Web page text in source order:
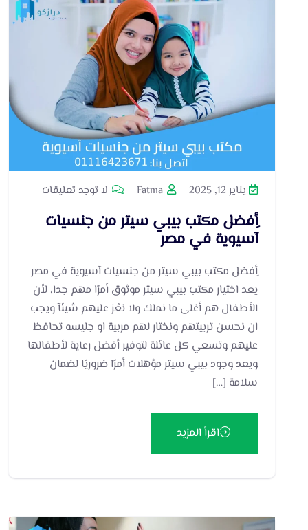
يناير 12, 2025 لا توجد تعليقات
ِأفضل مكتب بيبي سيتر من جنسيات
آسيوية في مصر
ِأفضل مكتب بيبي سيتر من جنسيات آسيوية في مصر
يعد اختيار مكتب بيبي سيتر موثوق أمرًا مهم جدا، لأن
الأطفال هم أغلى ما نملك ولا نعُز عليهم شيئآ ويجب
ان نحسن تربيتهم ونختار لهم مربية او جليسه تحافظ
عليهم وتسعي كل عائلة لتوفير أفضل رعاية لأطفالها
ويعد وجود بيبي سيتر مؤهلات أمرًا ضروريًا لضمان
سلامة […]
اقرأ المزيد